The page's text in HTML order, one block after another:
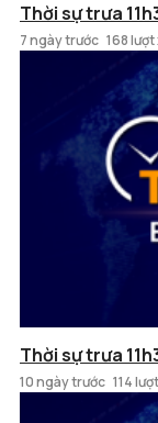
Thời sự trưa
7 ngày trước 168
Thời sự trưa
10 ngày trước 114